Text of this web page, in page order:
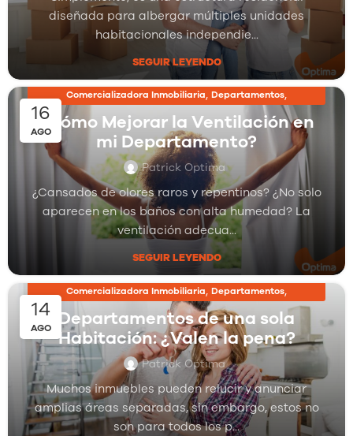
diseñada para albergar múltiples unidades
habitacionales independie...
SEGUIR LEYENDO
16
AGO
Comercializadora Inmobiliaria, Departamentos,
Inmobiliarias Proyectos Inmobiliarios
¿Cómo Mejorar la Ventilación en
mi Departamento?
Patrick Optima
¿Cansados de olores raros y repentinos? ¿No solo
aparecen en los baños con alta humedad? La
ventilación adecua...
SEGUIR LEYENDO
14
AGO
Comercializadora Inmobiliaria, Departamentos,
Inmobiliarias Proyectos Inmobiliarios
Departamentos de una sola
Habitación: ¿Valen la pena?
Patrick Optima
Muchos inmuebles pueden relucir y anunciar
amplias áreas separadas, sin embargo, estos no
son para todos los p...